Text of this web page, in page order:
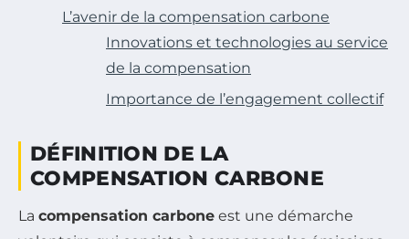
L’avenir de la compensation carbone
Innovations et technologies au service
de la compensation
Importance de l’engagement collectif
DÉFINITION DE LA
COMPENSATION CARBONE
La compensation carbone est une démarche